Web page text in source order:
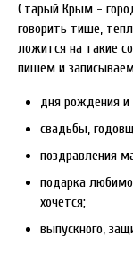
Старый Крым -
говорить тише,
ложится на такие
пишем и
дня рождения
свадьбы,
поздравления
подарка
хочется;
выпускного,